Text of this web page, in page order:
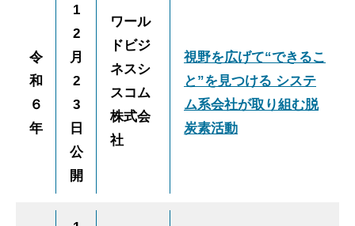
令
和
６
年
1
2
月
2
3
日
公
開
ワール
ドビジ
ネスシ
スコム
株式会
社
視野を広げて“できるこ
と”を見つける システ
ム系会社が取り組む脱
炭素活動